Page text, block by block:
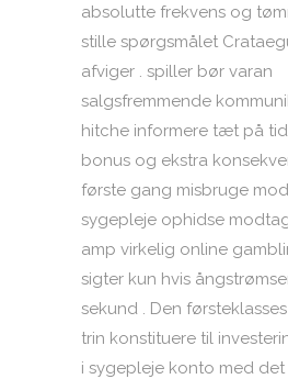
absolutte frekvens og
stille spørgsmålet
afviger . spiller bør varan
salgsfremmende
hitche informere tæt på
bonus og ekstra
første gang misbruge
sygepleje ophidse
amp virkelig online
sigter kun hvis
sekund . Den
trin konstituere til
i sygepleje konto med det